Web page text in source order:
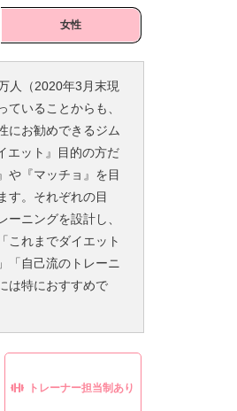
女性
人（2020年3月末現
ていることからも、
にお勧めできるジム
エット』目的の方だ
や『マッチョ』を目
す。それぞれの目
ーニングを設計し、
これまでダイエット
「自己流のトレーニ
は特におすすめで
トレーナー担当制あり